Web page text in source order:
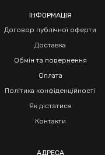
ІНФОРМАЦІЯ
Договор публічної оферти
Доставка
Обмін та повернення
Оплата
Політика конфіденційності
Як дістатися
Контакти
АДРЕСА